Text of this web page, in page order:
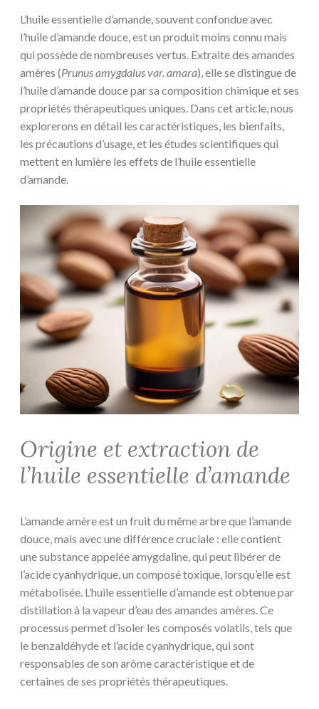
L’huile essentielle d’amande, souvent confondue avec
l’huile d’amande douce, est un produit moins connu mais
qui possède de nombreuses vertus. Extraite des amandes
amères (Prunus amygdalus var. amara), elle se distingue de
l’huile d’amande douce par sa composition chimique et ses
propriétés thérapeutiques uniques. Dans cet article, nous
explorerons en détail les caractéristiques, les bienfaits,
les précautions d’usage, et les études scientifiques qui
mettent en lumière les effets de l’huile essentielle
d’amande.
Origine et extraction de
l’huile essentielle d’amande
L’amande amère est un fruit du même arbre que l’amande
douce, mais avec une différence cruciale : elle contient
une substance appelée amygdaline, qui peut libérer de
l’acide cyanhydrique, un composé toxique, lorsqu’elle est
métabolisée. L’huile essentielle d’amande est obtenue par
distillation à la vapeur d’eau des amandes amères. Ce
processus permet d’isoler les composés volatils, tels que
le benzaldéhyde et l’acide cyanhydrique, qui sont
responsables de son arôme caractéristique et de
certaines de ses propriétés thérapeutiques.